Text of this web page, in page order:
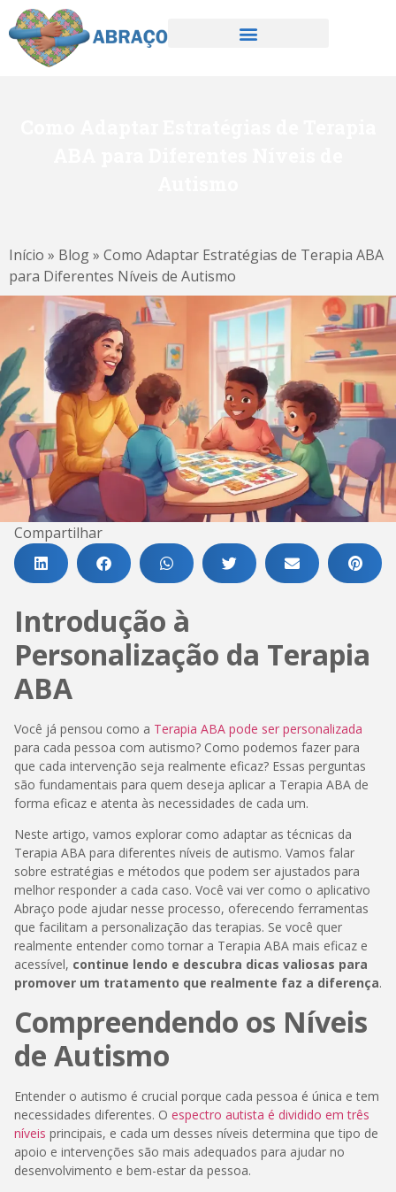
Início » Blog» Como Adaptar Estratégias de Terapia ABA
para Diferentes Níveis de Autismo
Compartilhar
Introdução à
Personalização da Terapia
ABA
Você já pensou como a Terapia ABA pode ser personalizada
para cada pessoa com autismo? Como podemos fazer para
que cada intervenção seja realmente eficaz? Essas perguntas
são fundamentais para quem deseja aplicar a Terapia ABA de
forma eficaz e atenta às necessidades de cada um.
Neste artigo, vamos explorar como adaptar as técnicas da
Terapia ABA para diferentes níveis de autismo. Vamos falar
sobre estratégias e métodos que podem ser ajustados para
melhor responder a cada caso. Você vai ver como o aplicativo
Abraço pode ajudar nesse processo, oferecendo ferramentas
que facilitam a personalização das terapias. Se você quer
realmente entender como tornar a Terapia ABA mais eficaz e
acessível, continue lendo e descubra dicas valiosas para
promover um tratamento que realmente faz a diferença.
Compreendendo os Níveis
de Autismo
Entender o autismo é crucial porque cada pessoa é única e tem
necessidades diferentes. O espectro autista é dividido em três
níveis principais, e cada um desses níveis determina que tipo de
apoio e intervenções são mais adequados para ajudar no
desenvolvimento e bem-estar da pessoa.